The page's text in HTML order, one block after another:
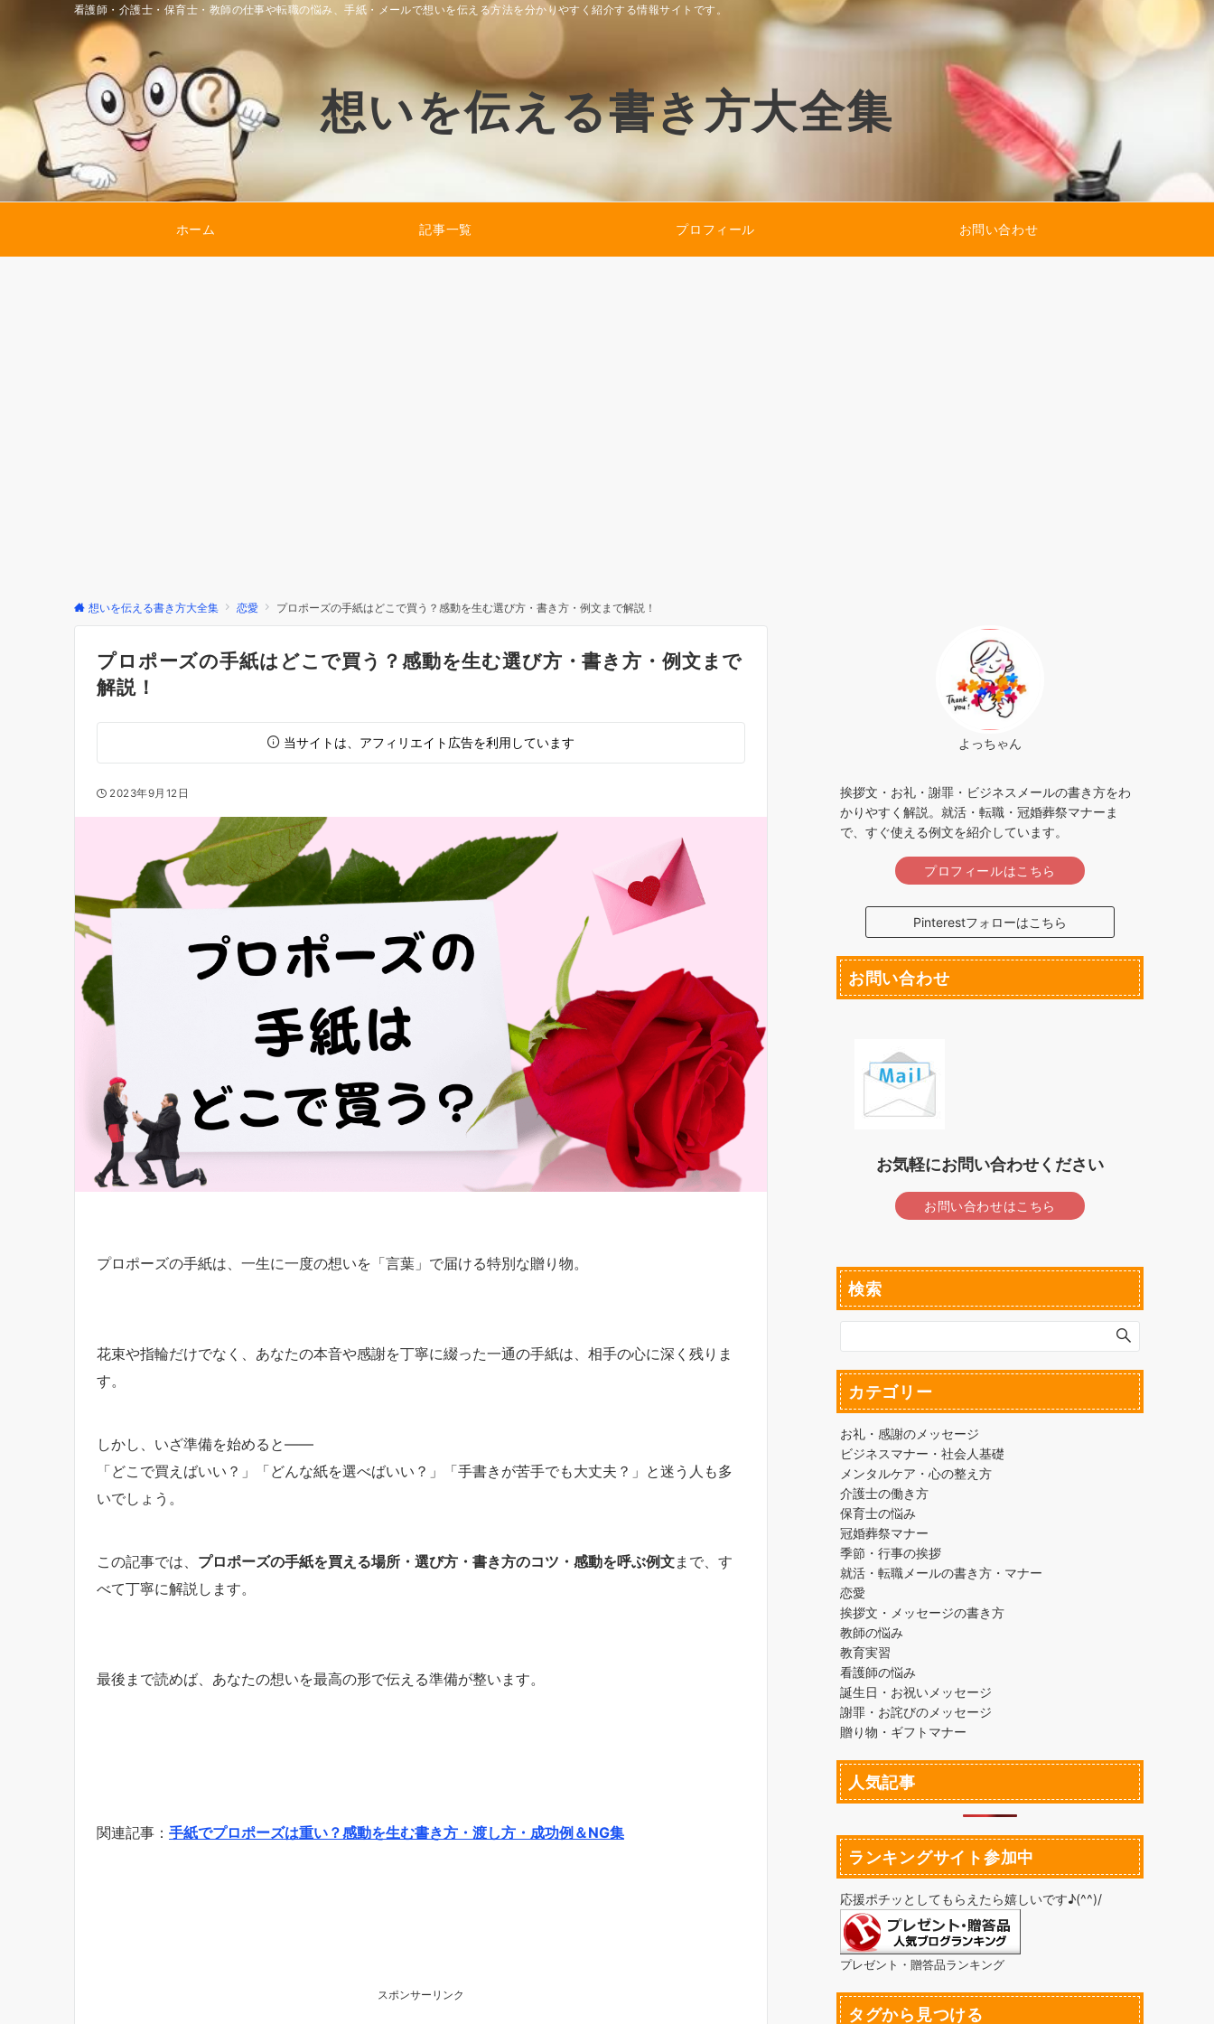
看護師・介護士・保育士・教師の仕事や転職の悩み、手紙・メールで想いを伝える方法を分かりやすく紹介する情報サイトです。
想いを伝える書き方大全集
ホーム 記事一覧 プロフィール お問い合わせ
想いを伝える書き方大全集 恋愛 プロポーズの手紙はどこで買う？感動を生む選び方・書き方・例文まで解説！
プロポーズの手紙はどこで買う？感動を生む選び方・書き方・例文まで
解説！
当サイトは、アフィリエイト広告を利用しています
2023年9月12日
プロポーズの手紙は、一生に一度の想いを「言葉」で届ける特別な贈り物。
花束や指輪だけでなく、あなたの本音や感謝を丁寧に綴った一通の手紙は、相手の心に深く残りま
す。
しかし、いざ準備を始めると――
「どこで買えばいい？」「どんな紙を選べばいい？」「手書きが苦手でも大丈夫？」と迷う人も多
いでしょう。
この記事では、 プロポーズの手紙を買える場所・選び方・書き方のコツ・感動を呼ぶ例文まで、す
べて丁寧に解説します。
最後まで読めば、あなたの想いを最高の形で伝える準備が整います。
関連記事： 手紙でプロポーズは重い？感動を生む書き方・渡し方・成功例＆NG集
スポンサーリンク
よっちゃん
挨拶文・お礼・謝罪・ビジネスメールの書き方をわ
かりやすく解説。就活・転職・冠婚葬祭マナーま
で、すぐ使える例文を紹介しています。
プロフィールはこちら
Pinterestフォローはこちら
お問い合わせ
お気軽にお問い合わせください
お問い合わせはこちら
検索
カテゴリー
お礼・感謝のメッセージ
ビジネスマナー・社会人基礎
メンタルケア・心の整え方
介護士の働き方
保育士の悩み
冠婚葬祭マナー
季節・行事の挨拶
就活・転職メールの書き方・マナー
恋愛
挨拶文・メッセージの書き方
教師の悩み
教育実習
看護師の悩み
誕生日・お祝いメッセージ
謝罪・お詫びのメッセージ
贈り物・ギフトマナー
人気記事
ランキングサイト参加中
応援ポチッとしてもらえたら嬉しいです♪(^^)/
プレゼント・贈答品ランキング
タグから見つける